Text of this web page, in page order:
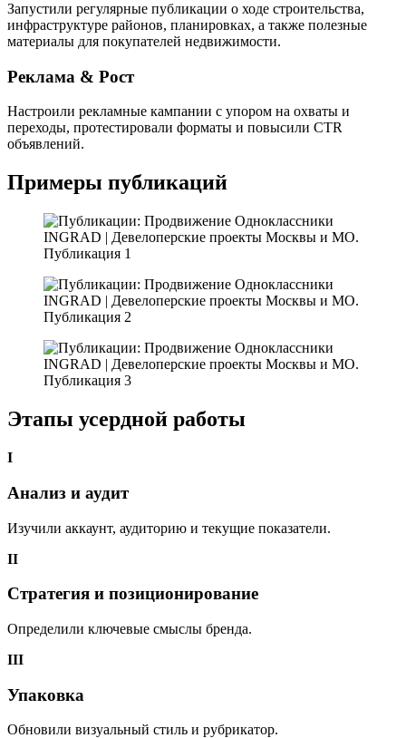
Запустили регулярные публикации о ходе строительства,
инфраструктуре районов, планировках, а также полезные
материалы для покупателей недвижимости.
Реклама & Рост
Настроили рекламные кампании с упором на охваты и
переходы, протестировали форматы и повысили CTR
объявлений.
Примеры публикаций
Этапы усердной работы
I
Анализ и аудит
Изучили аккаунт, аудиторию и текущие показатели.
II
Стратегия и позиционирование
Определили ключевые смыслы бренда.
III
Упаковка
Обновили визуальный стиль и рубрикатор.